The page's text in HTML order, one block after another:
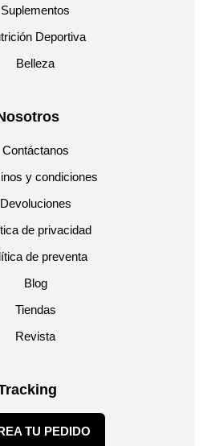
Suplementos
Deportiva
Belleza
Contáctanos
y condiciones
Devoluciones
de privacidad
de preventa
Blog
Tiendas
Revista
TU PEDIDO